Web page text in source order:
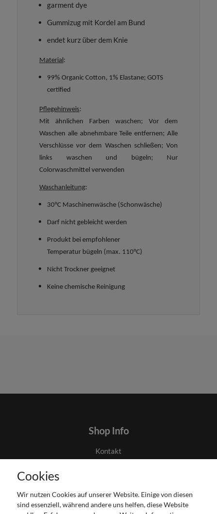
garment dye
Gummizug mit Kordel am Bund
endet kurz über dem Knie
Material:
99% Organic Cotton, 1% Elastane; GOTS
certified
Pflegehinweis:
Mit ähnlichen Farben waschen; Vor dem
Waschen alle abnehmbare Teile entfernen; Alle
Verschlüsse vor dem Waschen schließen; Von
links waschen und bügeln; Nur
Colorwaschmittel verwenden
Waschanleitung:
30°C Maschinenwäsche (Schonwäsche)
Darf nicht gebleicht werden
Produkt bei empfohlener
Temperatur bügeln (max. 110°C)
Nicht Trockner geeignet
Keine chemische Reinigung
Shop Info
Kontakt
Impressum
Cookies
Wir nutzen Cookies auf unserer Website. Einige von diesen
sind essenziell, während andere uns helfen, diese Website